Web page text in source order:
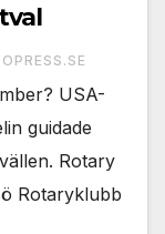
USA-
guidade
Rotary
Rotaryklubb